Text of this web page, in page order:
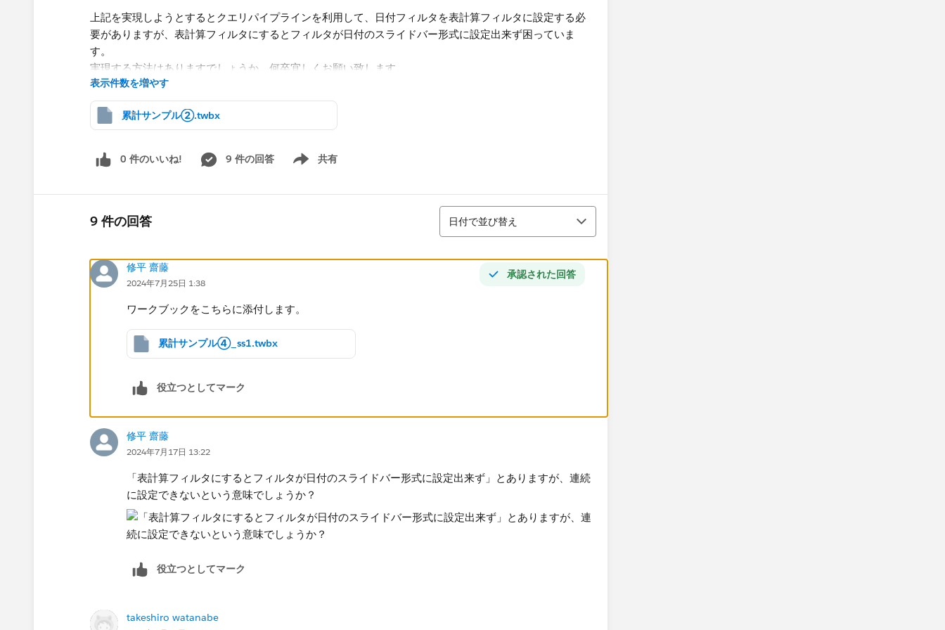
上記を実現しようとするとクエリパイプラインを利用して、日付フィルタを表計算フィルタに設定する必
要がありますが、表計算フィルタにするとフィルタが日付のスライドバー形式に設定出来ず困っていま
す。
実現する方法はありますでしょうか。何卒宜しくお願い致します。
表示件数を増やす
累計サンプル②.twbx
0 件のいいね! 9 件の回答 共有
Show menu
9 件の回答
並び替え
日付で並び替え
承認された回答
修平 齋藤
2024年7月25日 1:38
ワークブックをこちらに添付します。
累計サンプル④_ss1.twbx
役立つとしてマーク
修平 齋藤
2024年7月17日 13:22
「表計算フィルタにするとフィルタが日付のスライドバー形式に設定出来ず」とありますが、連続
に設定できないという意味でしょうか？
役立つとしてマーク
takeshiro watanabe